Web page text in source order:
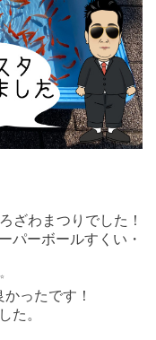
ざわまつりでした！
パーボールすくい・
ったです！
た。